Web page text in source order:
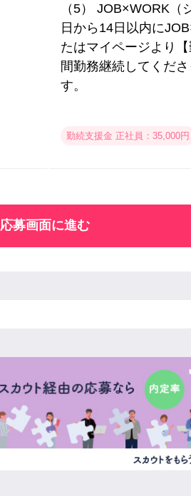
（5） JOB×WORK
日から14日以内に
たはマイページより
間勤務継続してくだ
す。
勤続支援金 正社員：35,000円
応募画面に進む